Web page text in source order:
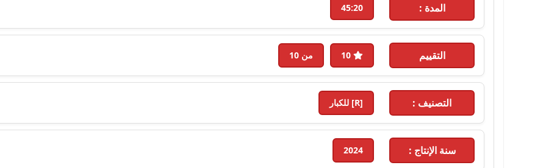
المدة : 45:20
التقييم 10 من 10
التصنيف : [R] للكبار
سنة الإنتاج : 2024